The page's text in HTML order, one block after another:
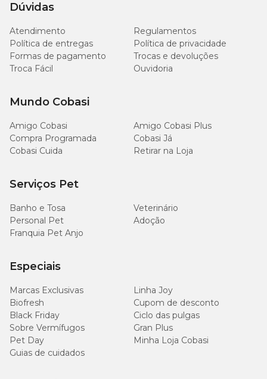
Dúvidas
Atendimento
Regulamentos
Política de entregas
Política de privacidade
Formas de pagamento
Trocas e devoluções
Troca Fácil
Ouvidoria
Mundo Cobasi
Amigo Cobasi
Amigo Cobasi Plus
Compra Programada
Cobasi Já
Cobasi Cuida
Retirar na Loja
Serviços Pet
Banho e Tosa
Veterinário
Personal Pet
Adoção
Franquia Pet Anjo
Especiais
Marcas Exclusivas
Linha Joy
Biofresh
Cupom de desconto
Black Friday
Ciclo das pulgas
Sobre Vermífugos
Gran Plus
Pet Day
Minha Loja Cobasi
Guias de cuidados